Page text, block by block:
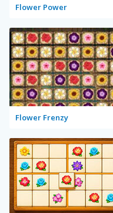
Flower Power
Flower Frenzy